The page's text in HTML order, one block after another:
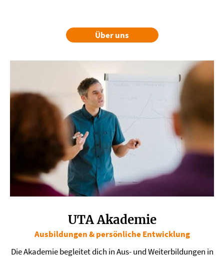
Über uns
UTA Akademie
Ausbildungen & persönliche Entwicklung
​Die Akademie begleitet dich in Aus- und Weiterbildungen in